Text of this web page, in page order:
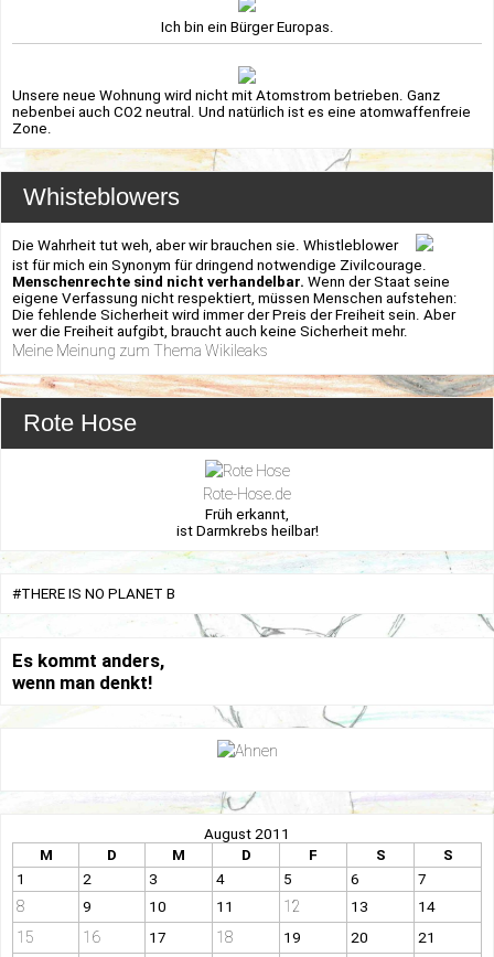
Ich bin ein Bürger Europas.
Unsere neue Wohnung wird nicht mit Atomstrom betrieben. Ganz
nebenbei auch CO2 neutral. Und natürlich ist es eine atomwaffenfreie
Zone.
Whisteblowers
Die Wahrheit tut weh, aber wir brauchen sie. Whistleblower
ist für mich ein Synonym für dringend notwendige Zivilcourage.
Menschenrechte sind nicht verhandelbar. Wenn der Staat seine
eigene Verfassung nicht respektiert, müssen Menschen aufstehen:
Die fehlende Sicherheit wird immer der Preis der Freiheit sein. Aber
wer die Freiheit aufgibt, braucht auch keine Sicherheit mehr.
Meine Meinung zum Thema Wikileaks
Rote Hose
Rote-Hose.de
Früh erkannt,
ist Darmkrebs heilbar!
#THERE IS NO PLANET B
Es kommt anders,
wenn man denkt!
August 2011
M
D M D F S
S
1
2 3 4 5 6 7
8 9 10 11 12 13 14
15 16 17 18 19 20
21